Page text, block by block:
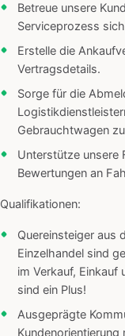
Betreue unsere
Serviceprozess
Erstelle die
Vertragsdetails.
Sorge für die
Gebrauchtwagen
Unterstütze unsere
Bewertungen an
Qualifikationen:
Quereinsteiger aus
Einzelhandel sind
im Verkauf, Einkauf
sind ein Plus!
Ausgeprägte